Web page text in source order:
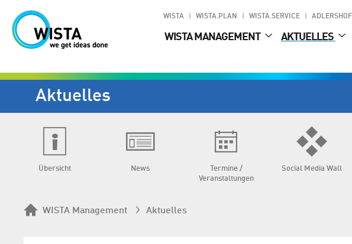
WISTA WISTA.PLAN WISTA.SERVICE ADLERSHOF
WISTA MANAGEMENT AKTUELLES
Aktuelles
Übersicht News
Termine /
Veranstaltungen
Social Media Wall
WISTA Management Aktuelles